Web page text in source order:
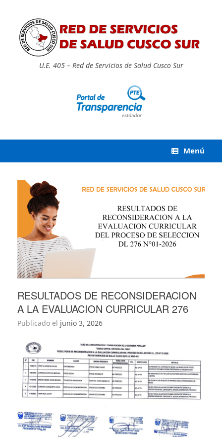
U.E. 405 – Red de Servicios de Salud Cusco Sur
Menú
RESULTADOS DE RECONSIDERACION
A LA EVALUACION CURRICULAR 276
Publicado el junio 3, 2026